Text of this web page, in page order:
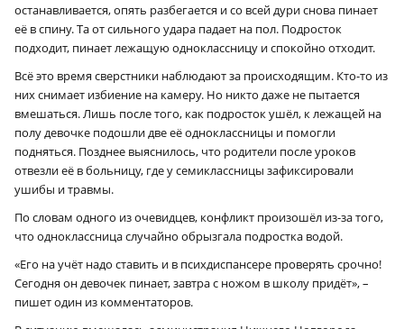
останавливается, опять разбегается и со всей дури снова пинает
её в спину. Та от сильного удара падает на пол. Подросток
подходит, пинает лежащую одноклассницу и спокойно отходит.
Всё это время сверстники наблюдают за происходящим. Кто-то из
них снимает избиение на камеру. Но никто даже не пытается
вмешаться. Лишь после того, как подросток ушёл, к лежащей на
полу девочке подошли две её одноклассницы и помогли
подняться. Позднее выяснилось, что родители после уроков
отвезли её в больницу, где у семиклассницы зафиксировали
ушибы и травмы.
По словам одного из очевидцев, конфликт произошёл из-за того,
что одноклассница случайно обрызгала подростка водой.
«Его на учёт надо ставить и в психдиспансере проверять срочно!
Сегодня он девочек пинает, завтра с ножом в школу придёт», –
пишет один из комментаторов.